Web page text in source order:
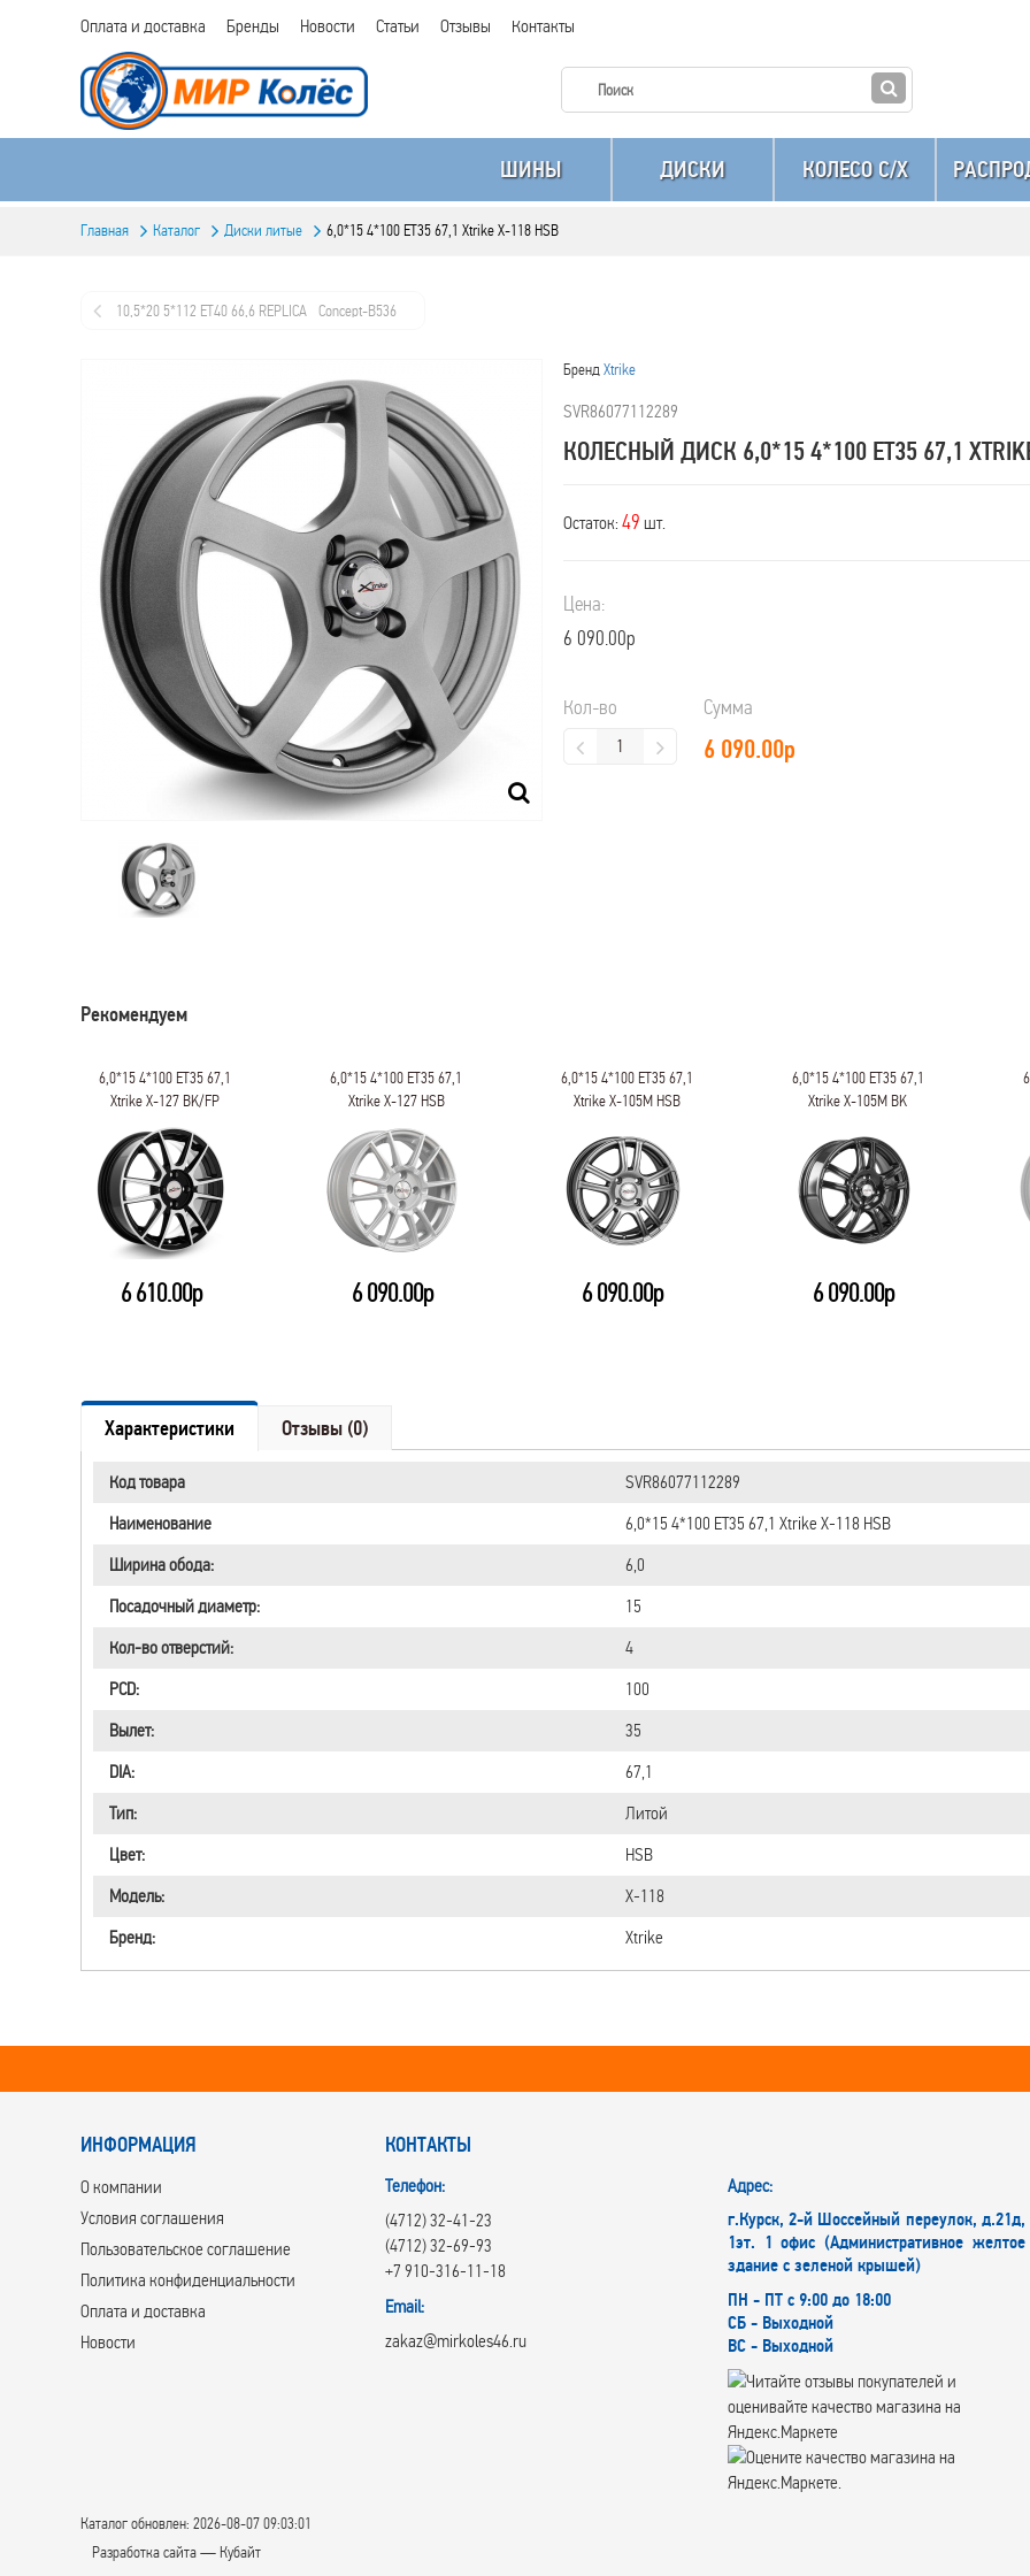
Оплата и доставка Бренды Новости Статьи Отзывы Контакты
ШИНЫ ДИСКИ КОЛЕСО C/X
Главная Каталог Диски литые 6,0*15 4*100 ET35 67,1 Xtrike X-118 HSB
10,5*20 5*112 ET40 66,6 REPLICA _Concept-B536
БрендXtrike
SVR86077112289
КОЛЕСНЫЙ ДИСК 6,0*15 4*100 ET35 67,1
Остаток: 49 шт.
Цена:
6 090.00р
Кол-во Сумма
6 090.00р
Рекомендуем
6,0*15 4*100 ET35 67,1
Xtrike X-127 BK/FP
6 610.00р
6,0*15 4*100 ET35 67,1
Xtrike X-127 HSB
6 090.00р
6,0*15 4*100 ET35 67,1
Xtrike X-105М HSB
6 090.00р
6,0*15 4*100 ET35 67,1
Xtrike X-105М BK
6 090.00р
Характеристики Отзывы (0)
Код товара
SVR86077112289
Наименование
6,0*15 4*100 ET35 67,1 Xtrike X-118 HSB
Ширина обода:
6,0
Посадочный диаметр:
15
Кол-во отверстий:
4
PCD:
100
Вылет:
35
DIA:
67,1
Тип:
Литой
Цвет:
HSB
Модель:
X-118
Бренд:
Xtrike
ИНФОРМАЦИЯ
О компании
Условия соглашения
Пользовательское соглашение
Политика конфиденциальности
Оплата и доставка
Новости
КОНТАКТЫ
Телефон:
(4712) 32-41-23
(4712) 32-69-93
+7 910-316-11-18
Email:
zakaz@mirkoles46.ru
Адрес:
г.Курск, 2-й Шоссейный переулок, д.21д,
1эт. 1 офис (Административное желтое
здание с зеленой крышей)
ПН - ПТ с 9:00 до 18:00
СБ - Выходной
ВС - Выходной
Каталог обновлен: 2026-08-07 09:03:01
Разработка сайта — Кубайт